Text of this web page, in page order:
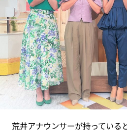
荒井アナウンサーが持っている